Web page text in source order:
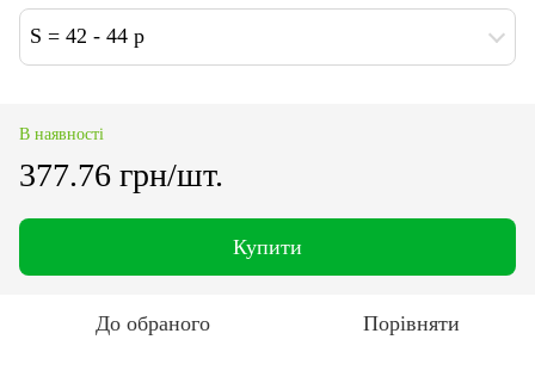
S = 42 - 44 p
В наявності
377.76 грн/шт.
Купити
До обраного Порівняти